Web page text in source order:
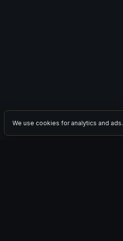
We use cookies for analytics and ads.